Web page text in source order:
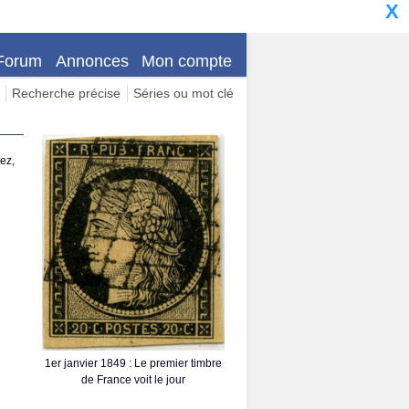
X
Annonces Mon compte
Recherche précise Séries ou mot clé
1er janvier 1849 : Le premier timbre
de France voit le jour